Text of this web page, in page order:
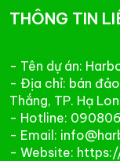
THÔNG TIN
- Tên dự án:
- Địa chỉ: bán đảo
Thắng, TP. Hạ
- Hotline:
- Email:
- Website: